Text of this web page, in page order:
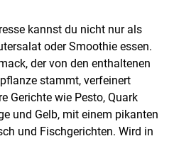
kannst du nicht nur als
oder Smoothie essen.
der von den enthaltenen
stammt, verfeinert
Gerichte wie Pesto, Quark
und Gelb, mit einem pikanten
und Fischgerichten. Wird in